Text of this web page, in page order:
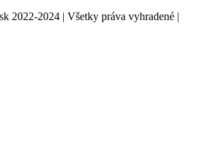
2022-2024 | Všetky práva vyhradené |